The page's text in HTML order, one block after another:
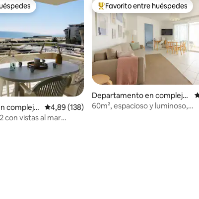
153 evaluaciones
complejo
Calificación promedio: 4,89 de 5. 138
4,89 (138)
con vistas al mar
Favorito entre los huéspedes
Favorito entre huéspedes
Departamento en complejo
residencial en Sète
60m², espacioso y luminoso,